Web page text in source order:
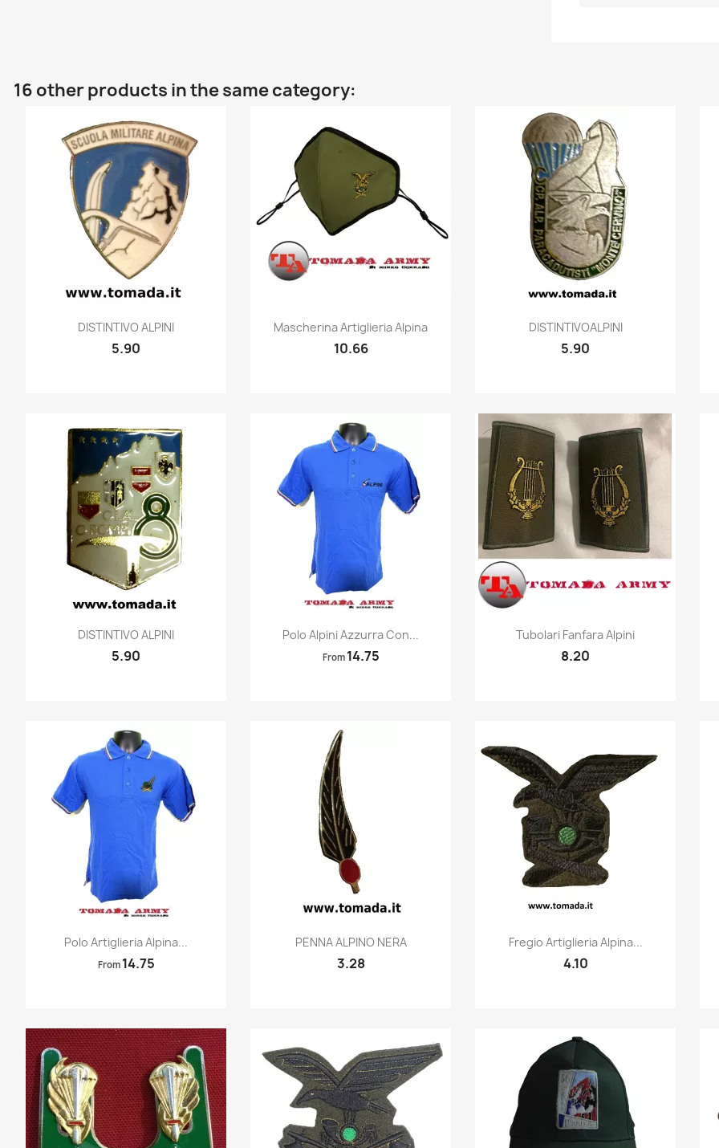
16 other products in the same category:
Quick view
DISTINTIVO ALPINI
5.90
Quick view
Mascherina Artiglieria Alpina
10.66
Quick view
DISTINTIVOALPINI
5.90
Quick view
DISTINTIVO ALPINI
5.90
Quick view
Polo Alpini Azzurra Con...
From 14.75
Quick view
Tubolari Fanfara Alpini
8.20
Quick view
Polo Artiglieria Alpina...
From 14.75
Quick view
PENNA ALPINO NERA
3.28
Quick view
Fregio Artiglieria Alpina...
4.10